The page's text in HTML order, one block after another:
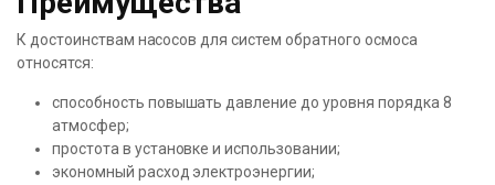
К достоинствам насосов для систем обратного осмоса
относятся:
способность повышать давление до уровня порядка 8
атмосфер;
простота в установке и использовании;
экономный расход электроэнергии;